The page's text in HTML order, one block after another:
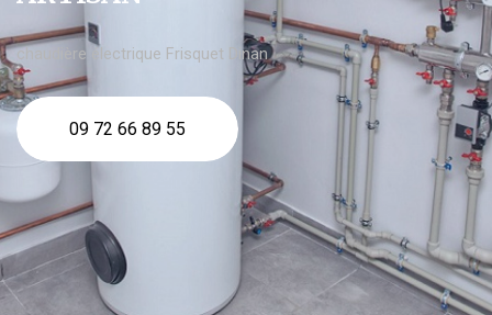
chaudière électrique Frisquet Dinan
09 72 66 89 55